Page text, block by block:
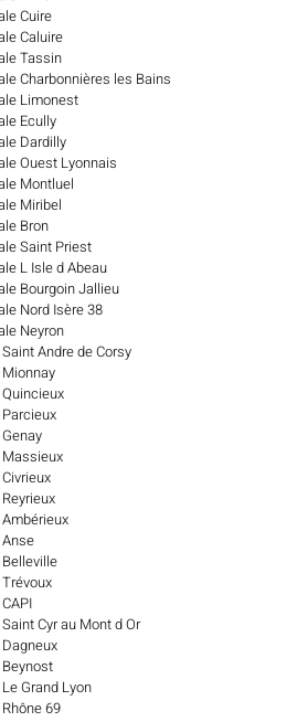
Cuire
Caluire
Tassin
Charbonnières les Bains
Limonest
Ecully
Dardilly
Ouest Lyonnais
Montluel
Miribel
Bron
Saint Priest
L Isle d Abeau
Bourgoin Jallieu
Nord Isère 38
Neyron
Andre de Corsy
Cyr au Mont d Or
Grand Lyon
69